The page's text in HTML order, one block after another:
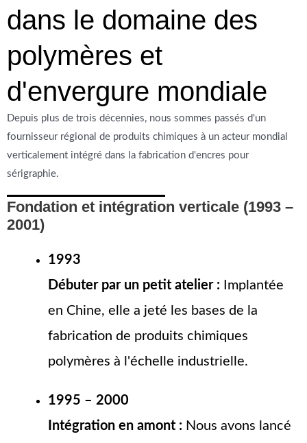
dans le domaine des
polymères et
d'envergure mondiale
Depuis plus de trois décennies, nous sommes passés d'un
fournisseur régional de produits chimiques à un acteur mondial
verticalement intégré dans la fabrication d'encres pour
sérigraphie.
Fondation et intégration verticale (1993 –
2001)
1993
Débuter par un petit atelier : Implantée
en Chine, elle a jeté les bases de la
fabrication de produits chimiques
polymères à l'échelle industrielle.
1995 – 2000
Intégration en amont : Nous avons lancé